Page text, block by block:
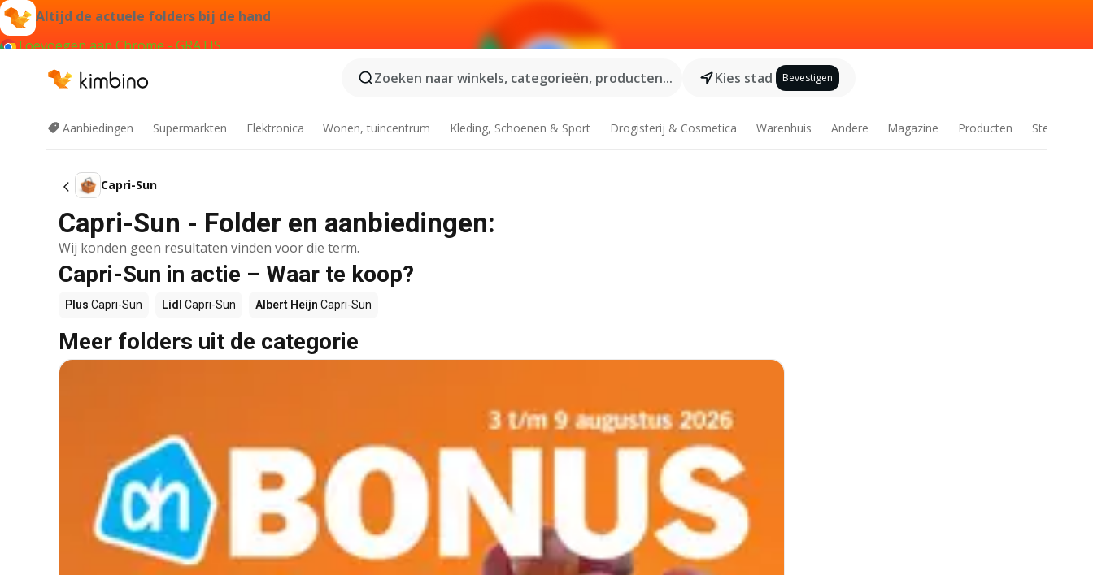
Altijd de actuele folders bij de hand
Toevoegen aan Chrome - GRATIS
Zoeken naar winkels, categorieën, producten...
Kies stad Bevestigen
Aanbiedingen Supermarkten Elektronica Wonen, tuincentrum Kleding, Schoenen & Sport Drogisterij & Cosmetica Warenhuis Andere Magazine Producten Steden
Capri-Sun
Capri-Sun - Folder en aanbiedingen:
Wij konden geen resultaten vinden voor die term.
Capri-Sun in actie – Waar te koop?
Plus Capri-Sun Lidl Capri-Sun Albert Heijn Capri-Sun
Meer folders uit de categorie